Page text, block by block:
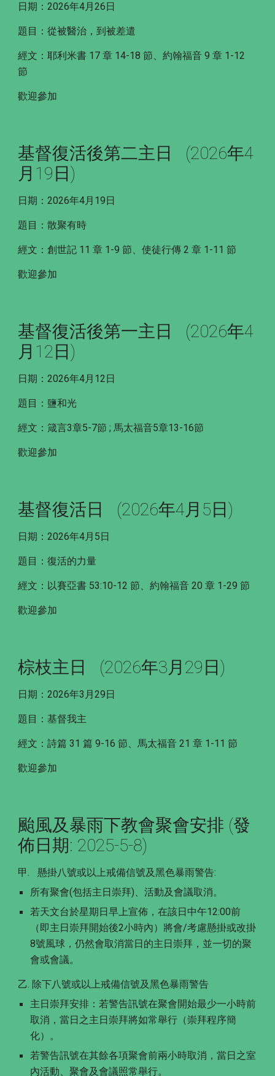
日期：2026年4月26日
題目：從被醫治，到被差遣
經文：耶利米書 17 章 14-18 節、約翰福音 9 章 1-12
節
歡迎參加
基督復活後第二主日 (2026年4
月19日)
日期：2026年4月19日
題目：散聚有時
經文：創世記 11 章 1-9 節、使徒行傳 2 章 1-11 節
歡迎參加
基督復活後第一主日 (2026年4
月 12日)
日期：2026年4月 12日
題目： 鹽和光
經文：箴言3章5-7節 ; 馬太福音5章13-16節
歡迎參加
基督復活日 (2026年4月5日)
日期：2026年4月5日
題目：復活的力量
經文：以賽亞書 53:10-12 節、約翰福音 20 章 1-29 節
歡迎參加
棕枝主日 (2026年3月29日)
日期：2026年3月29日
題目：基督我主
經文：詩篇 31 篇 9-16 節、馬太福音 21 章 1-11 節
歡迎參加
颱風及暴雨下教會聚會安排 (發
佈日期: 2025-5-8)
甲.
懸掛八號或以上戒備信號及黑色暴雨警告:
所有聚會(包括主日崇拜)、活動及會議取消。
若天文台於星期日早上宣佈，在該日中午12:00前
（即主日崇拜開始後2小時內）將會/考慮懸掛或改掛
8號風球，仍然會取消當日的主日崇拜，並一切的聚
會或會議。
乙. 除下八號或以上戒備信號及黑色暴雨警告
主日崇拜安排：若警告訊號在聚會開始最少一小時前
取消，當日之主日崇拜將如常舉行（崇拜程序簡
化）。
若警告訊號在其餘各項聚會前兩小時取消，當日之室
內活動、聚會及會議照常舉行。